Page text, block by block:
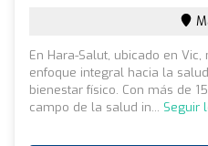
En Hara-Salut, ubicado en
enfoque integral hacia la
bienestar físico. Con más de
campo de la salud in... Seguir